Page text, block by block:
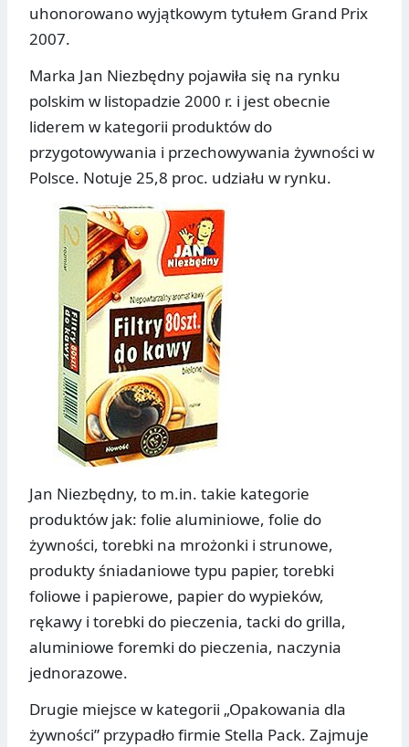
uhonorowano wyjątkowym tytułem Grand Prix
2007.
Marka Jan Niezbędny pojawiła się na rynku
polskim w listopadzie 2000 r. i jest obecnie
liderem w kategorii produktów do
przygotowywania i przechowywania żywności w
Polsce. Notuje 25,8 proc. udziału w rynku.
Jan Niezbędny, to m.in. takie kategorie
produktów jak: folie aluminiowe, folie do
żywności, torebki na mrożonki i strunowe,
produkty śniadaniowe typu papier, torebki
foliowe i papierowe, papier do wypieków,
rękawy i torebki do pieczenia, tacki do grilla,
aluminiowe foremki do pieczenia, naczynia
jednorazowe.
Drugie miejsce w kategorii „Opakowania dla
żywności” przypadło firmie Stella Pack. Zajmuje